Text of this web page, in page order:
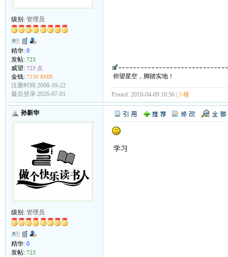
级别: 管理员
精华: 0
发帖: 723
威望: 723 点
金钱: 7230 RMB
注册时间:2008-10-22
最后登录:2026-07-01
仰望星空，脚踏实地！
Posted: 2010-04-09 10:56 | 3 楼
孙新华
级别: 管理员
精华: 0
发帖: 723
学习